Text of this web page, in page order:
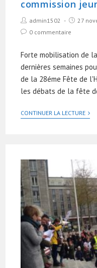
commission
admin1502 27
0 commentaire
Forte mobilisation de
dernières semaines
de la 28éme Fête de
les débats de la fête
CONTINUER LA LECTURE